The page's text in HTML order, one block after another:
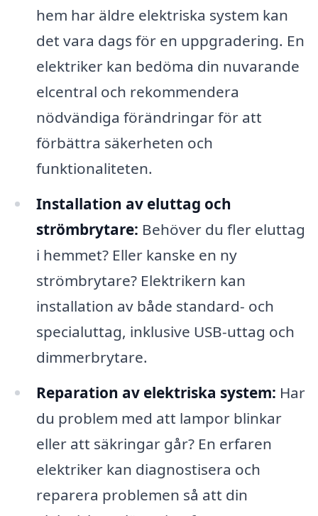
hem har äldre elektriska system kan
det vara dags för en uppgradering. En
elektriker kan bedöma din nuvarande
elcentral och rekommendera
nödvändiga förändringar för att
förbättra säkerheten och
funktionaliteten.
Installation av eluttag och
strömbrytare: Behöver du fler eluttag
i hemmet? Eller kanske en ny
strömbrytare? Elektrikern kan
installation av både standard- och
specialuttag, inklusive USB-uttag och
dimmerbrytare.
Reparation av elektriska system: Har
du problem med att lampor blinkar
eller att säkringar går? En erfaren
elektriker kan diagnostisera och
reparera problemen så att din